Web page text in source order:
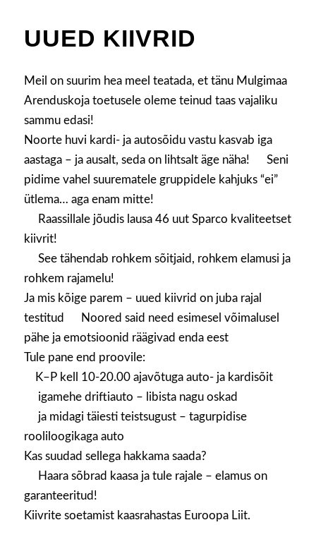
UUED KIIVRID
Meil on suurim hea meel teatada, et tänu Mulgimaa
Arenduskoja toetusele oleme teinud taas vajaliku
sammu edasi!
Noorte huvi kardi- ja autosõidu vastu kasvab iga
aastaga – ja ausalt, seda on lihtsalt äge näha!
Seni
pidime vahel suurematele gruppidele kahjuks “ei”
ütlema… aga enam mitte!
Raassillale jõudis lausa 46 uut Sparco kvaliteetset
kiivrit!
See tähendab rohkem sõitjaid, rohkem elamusi ja
rohkem rajamelu!
Ja mis kõige parem – uued kiivrid on juba rajal
testitud
Noored said need esimesel võimalusel
pähe ja emotsioonid räägivad enda eest
Tule pane end proovile:
K–P kell 10-20.00 ajavõtuga auto- ja kardisõit
igamehe driftiauto – libista nagu oskad
ja midagi täiesti teistsugust – tagurpidise
rooliloogikaga auto
Kas suudad sellega hakkama saada?
Haara sõbrad kaasa ja tule rajale – elamus on
garanteeritud!
Kiivrite soetamist kaasrahastas Euroopa Liit.